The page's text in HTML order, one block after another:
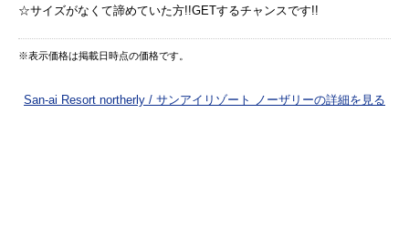
☆サイズがなくて諦めていた方!!GETするチャンスです!!
※表示価格は掲載日時点の価格です。
San-ai Resort northerly / サンアイリゾート ノーザリーの詳細を見る